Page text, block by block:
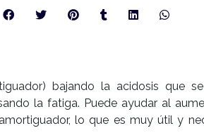
bajando la acidosis que
la fatiga. Puede ayudar al
lo que es muy útil y